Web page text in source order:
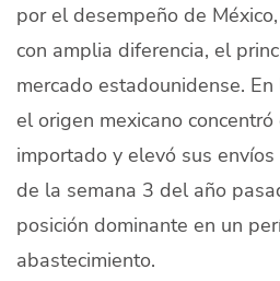
por el desempeño de
con amplia diferencia, el
mercado estadounidense.
el origen mexicano
importado y elevó sus
de la semana 3 del año
posición dominante en un
abastecimiento.